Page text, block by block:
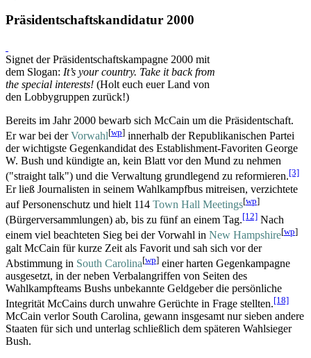
Präsidentschaftskandidatur 2000
Signet der Präsidentschafts­kampagne 2000 mit
dem Slogan: It’s your country. Take it back from
the special interests! (Holt euch euer Land von
den Lobbygruppen zurück!)
Bereits im Jahr 2000 bewarb sich McCain um die Präsidentschaft.
Er war bei derVorwahl[wp] innerhalb der Republikanischen Partei
der wichtigste Gegenkandidat des Establishment-Favoriten George
W. Bush und kündigte an, kein Blatt vor den Mund zu nehmen
("straight talk") und die Verwaltung grundlegend zu reformieren.[3]
Er ließ Journalisten in seinem Wahlkampfbus mitreisen, verzichtete
auf Personenschutz und hielt 114 Town Hall Meetings[wp]
(Bürgerversammlungen) ab, bis zu fünf an einem Tag.[12] Nach
einem viel beachteten Sieg bei der Vorwahl in New Hampshire[wp]
galt McCain für kurze Zeit als Favorit und sah sich vor der
Abstimmung in South Carolina[wp] einer harten Gegenkampagne
ausgesetzt, in der neben Verbal­angriffen von Seiten des
Wahlkampfteams Bushs unbekannte Geldgeber die persönliche
Integrität McCains durch unwahre Gerüchte in Frage stellten.[18]
McCain verlor South Carolina, gewann insgesamt nur sieben andere
Staaten für sich und unterlag schließlich dem späteren Wahlsieger
Bush.